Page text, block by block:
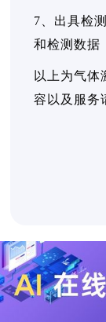
7、出具检
和检测数据
以上为气体
容以及服务